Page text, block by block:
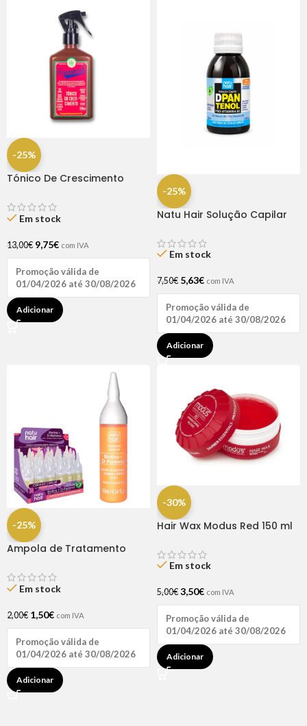
-25%
Tónico De Crescimento
Em stock
13,00€ 9,75€ com IVA
Promoção válida de
01/04/2026 até 30/08/2026
Adicionar
-25%
Natu Hair Solução Capilar
Em stock
7,50€ 5,63€ com IVA
Promoção válida de
01/04/2026 até 30/08/2026
Adicionar
-25%
Ampola de Tratamento
Hair (1 UNIDADE)
Em stock
2,00€ 1,50€ com IVA
Promoção válida de
01/04/2026 até 30/08/2026
Adicionar
-30%
Hair Wax Modus Red 150 ml
Em stock
5,00€ 3,50€ com IVA
Promoção válida de
01/04/2026 até 30/08/2026
Adicionar